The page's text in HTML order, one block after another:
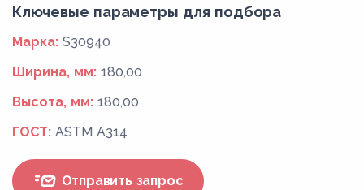
Ключевые параметры для подбора
Марка: S30940
Ширина, мм: 180,00
Высота, мм: 180,00
ГОСТ: ASTM A314
Отправить запрос